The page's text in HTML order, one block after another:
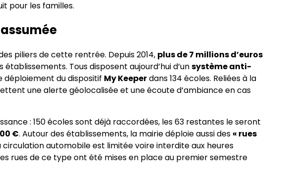
pour les familles.
piliers de cette rentrée. Depuis 2014, plus de 7 millions d’euros
Tous disposent aujourd’hui d’unsystème anti-
déploiement du dispositif My Keeperdans 134 écoles. Reliées à la
une alerte géolocalisée et une écoute d’ambiance en cas
: 150 écoles sont déjà raccordées, les 63 restantes le seront
€. Autour des établissements, la mairie déploie aussi des « rues
circulation automobile est limitée voire interdite aux heures
rues de ce type ont été mises en place au premier semestre